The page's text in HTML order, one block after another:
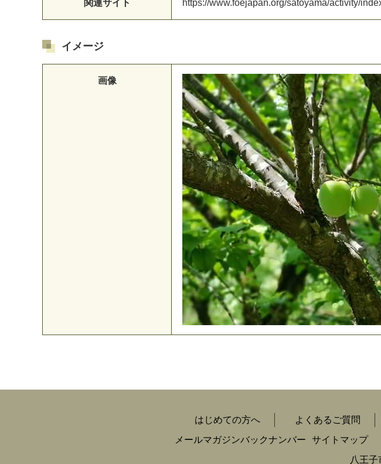
関連サイト https://www.foejapan.org/satoyama/activity/inde
イメージ
画像
はじめての方へ よくあるご質問
メールマガジンバックナンバー
サイトマップ
八王